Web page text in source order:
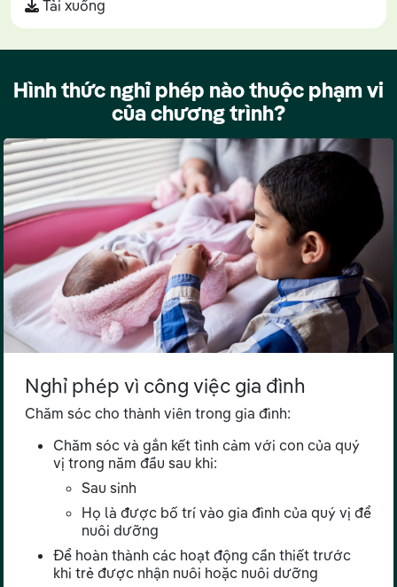
Tải xuống
Hình thức nghỉ phép nào thuộc phạm vi
của chương trình?
Nghỉ phép vì công việc gia đình
Chăm sóc cho thành viên trong gia đình:
Chăm sóc và gắn kết tình cảm với con của quý
vị trong năm đầu sau khi:
Sau sinh
Họ là được bố trí vào gia đình của quý vị để
nuôi dưỡng
Để hoàn thành các hoạt động cần thiết trước
khi trẻ được nhận nuôi hoặc nuôi dưỡng